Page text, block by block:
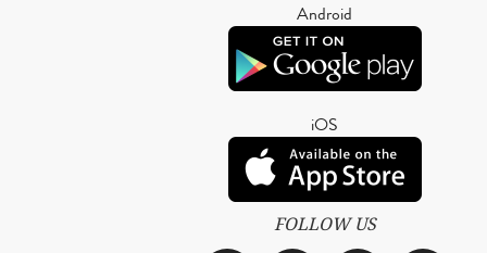
Android
iOS
FOLLOW US